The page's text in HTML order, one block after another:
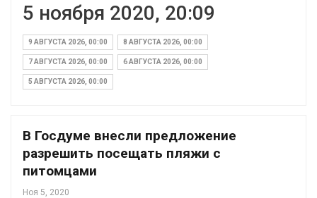
5 ноября 2020, 20:09
9 АВГУСТА 2026, 00:00 8 АВГУСТА 2026, 00:00
7 АВГУСТА 2026, 00:00 6 АВГУСТА 2026, 00:00
5 АВГУСТА 2026, 00:00
В Госдуме внесли предложение
разрешить посещать пляжи с
питомцами
Ноя 5, 2020